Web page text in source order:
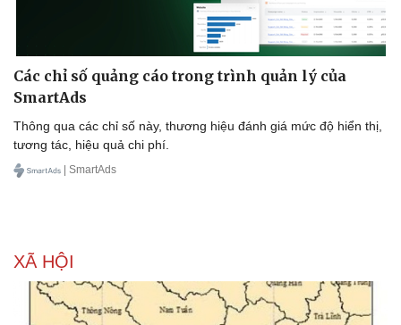
Các chỉ số quảng cáo trong trình quản lý của
SmartAds
Thông qua các chỉ số này, thương hiệu đánh giá mức độ hiển thị,
tương tác, hiệu quả chi phí.
| SmartAds
XÃ HỘI